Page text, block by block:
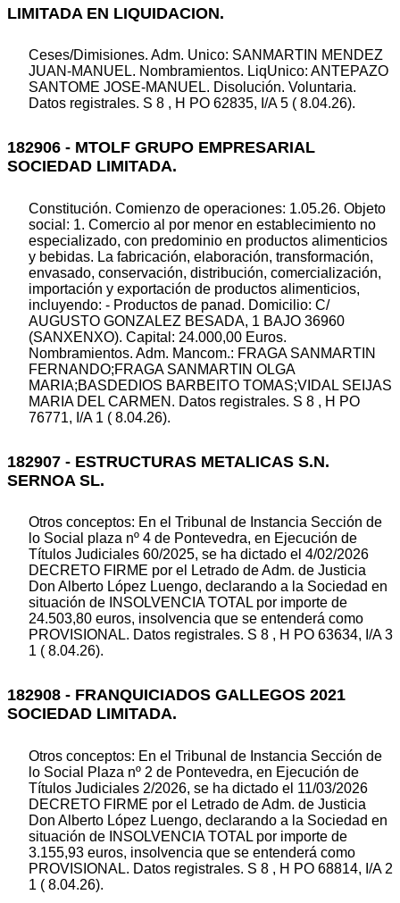
LIMITADA EN LIQUIDACION.
Ceses/Dimisiones. Adm. Unico: SANMARTIN MENDEZ
JUAN-MANUEL. Nombramientos. LiqUnico: ANTEPAZO
SANTOME JOSE-MANUEL. Disolución. Voluntaria.
Datos registrales. S 8 , H PO 62835, I/A 5 ( 8.04.26).
182906 - MTOLF GRUPO EMPRESARIAL
SOCIEDAD LIMITADA.
Constitución. Comienzo de operaciones: 1.05.26. Objeto
social: 1. Comercio al por menor en establecimiento no
especializado, con predominio en productos alimenticios
y bebidas. La fabricación, elaboración, transformación,
envasado, conservación, distribución, comercialización,
importación y exportación de productos alimenticios,
incluyendo: - Productos de panad. Domicilio: C/
AUGUSTO GONZALEZ BESADA, 1 BAJO 36960
(SANXENXO). Capital: 24.000,00 Euros.
Nombramientos. Adm. Mancom.: FRAGA SANMARTIN
FERNANDO;FRAGA SANMARTIN OLGA
MARIA;BASDEDIOS BARBEITO TOMAS;VIDAL SEIJAS
MARIA DEL CARMEN. Datos registrales. S 8 , H PO
76771, I/A 1 ( 8.04.26).
182907 - ESTRUCTURAS METALICAS S.N.
SERNOA SL.
Otros conceptos: En el Tribunal de Instancia Sección de
lo Social plaza nº 4 de Pontevedra, en Ejecución de
Títulos Judiciales 60/2025, se ha dictado el 4/02/2026
DECRETO FIRME por el Letrado de Adm. de Justicia
Don Alberto López Luengo, declarando a la Sociedad en
situación de INSOLVENCIA TOTAL por importe de
24.503,80 euros, insolvencia que se entenderá como
PROVISIONAL. Datos registrales. S 8 , H PO 63634, I/A 3
1 ( 8.04.26).
182908 - FRANQUICIADOS GALLEGOS 2021
SOCIEDAD LIMITADA.
Otros conceptos: En el Tribunal de Instancia Sección de
lo Social Plaza nº 2 de Pontevedra, en Ejecución de
Títulos Judiciales 2/2026, se ha dictado el 11/03/2026
DECRETO FIRME por el Letrado de Adm. de Justicia
Don Alberto López Luengo, declarando a la Sociedad en
situación de INSOLVENCIA TOTAL por importe de
3.155,93 euros, insolvencia que se entenderá como
PROVISIONAL. Datos registrales. S 8 , H PO 68814, I/A 2
1 ( 8.04.26).